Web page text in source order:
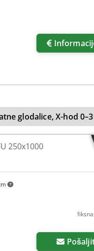
glodalice, X-hod
250x1000